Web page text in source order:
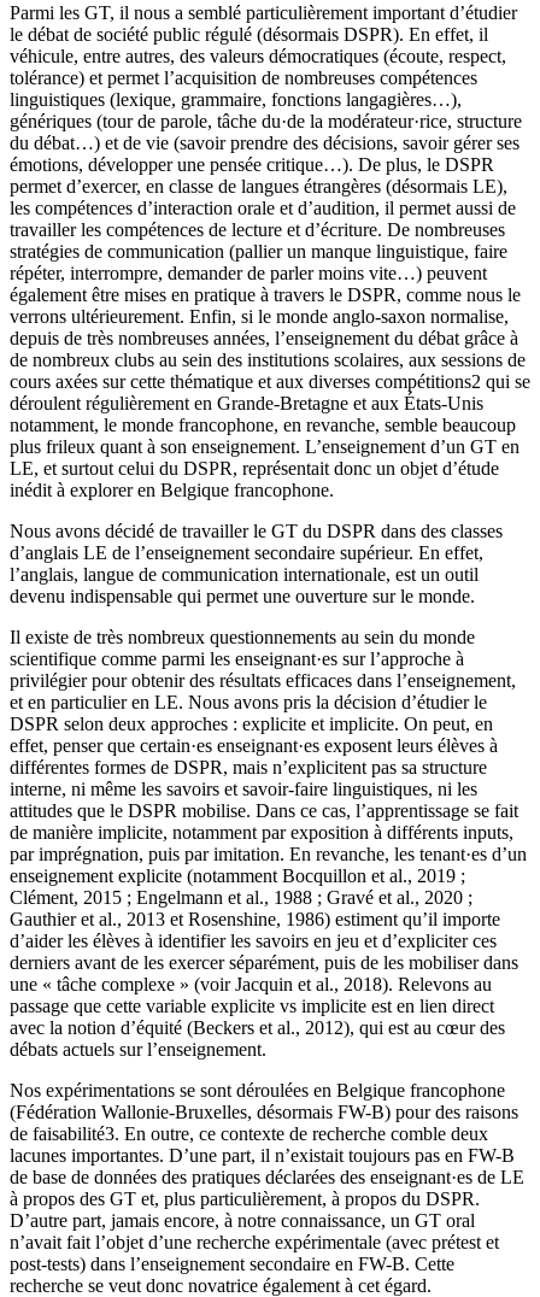
Parmi les GT, il nous a semblé particulièrement important d’étudier
le débat de société public régulé (désormais DSPR). En effet, il
véhicule, entre autres, des valeurs démocratiques (écoute, respect,
tolérance) et permet l’acquisition de nombreuses compétences
linguistiques (lexique, grammaire, fonctions langagières…),
génériques (tour de parole, tâche du·de la modérateur·rice, structure
du débat…) et de vie (savoir prendre des décisions, savoir gérer ses
émotions, développer une pensée critique…). De plus, le DSPR
permet d’exercer, en classe de langues étrangères (désormais LE),
les compétences d’interaction orale et d’audition, il permet aussi de
travailler les compétences de lecture et d’écriture. De nombreuses
stratégies de communication (pallier un manque linguistique, faire
répéter, interrompre, demander de parler moins vite…) peuvent
également être mises en pratique à travers le DSPR, comme nous le
verrons ultérieurement. Enfin, si le monde anglo-saxon normalise,
depuis de très nombreuses années, l’enseignement du débat grâce à
de nombreux clubs au sein des institutions scolaires, aux sessions de
cours axées sur cette thématique et aux diverses compétitions2 qui se
déroulent régulièrement en Grande-Bretagne et aux États-Unis
notamment, le monde francophone, en revanche, semble beaucoup
plus frileux quant à son enseignement. L’enseignement d’un GT en
LE, et surtout celui du DSPR, représentait donc un objet d’étude
inédit à explorer en Belgique francophone.
Nous avons décidé de travailler le GT du DSPR dans des classes
d’anglais LE de l’enseignement secondaire supérieur. En effet,
l’anglais, langue de communication internationale, est un outil
devenu indispensable qui permet une ouverture sur le monde.
Il existe de très nombreux questionnements au sein du monde
scientifique comme parmi les enseignant·es sur l’approche à
privilégier pour obtenir des résultats efficaces dans l’enseignement,
et en particulier en LE. Nous avons pris la décision d’étudier le
DSPR selon deux approches : explicite et implicite. On peut, en
effet, penser que certain·es enseignant·es exposent leurs élèves à
différentes formes de DSPR, mais n’explicitent pas sa structure
interne, ni même les savoirs et savoir-faire linguistiques, ni les
attitudes que le DSPR mobilise. Dans ce cas, l’apprentissage se fait
de manière implicite, notamment par exposition à différents inputs,
par imprégnation, puis par imitation. En revanche, les tenant·es d’un
enseignement explicite (notamment Bocquillon et al., 2019 ;
Clément, 2015 ; Engelmann et al., 1988 ; Gravé et al., 2020 ;
Gauthieret al., 2013 et Rosenshine, 1986) estiment qu’il importe
d’aider les élèves à identifier les savoirs en jeu et d’expliciter ces
derniers avant de les exercer séparément, puis de les mobiliser dans
une « tâche complexe » (voir Jacquin et al., 2018). Relevons au
passage que cette variable explicite vs implicite est en lien direct
avec la notion d’équité (Beckers et al., 2012), qui est au cœur des
débats actuels sur l’enseignement.
Nos expérimentations se sont déroulées en Belgique francophone
(Fédération Wallonie-Bruxelles, désormais FW-B) pour des raisons
de faisabilité3. En outre, ce contexte de recherche comble deux
lacunes importantes. D’une part, il n’existait toujours pas en FW-B
de base de données des pratiques déclarées des enseignant·es de LE
à propos des GT et, plus particulièrement, à propos du DSPR.
D’autre part, jamais encore, à notre connaissance, un GT oral
n’avait fait l’objet d’une recherche expérimentale (avec prétest et
post-tests) dans l’enseignement secondaire en FW-B. Cette
recherche se veut donc novatrice également à cet égard.